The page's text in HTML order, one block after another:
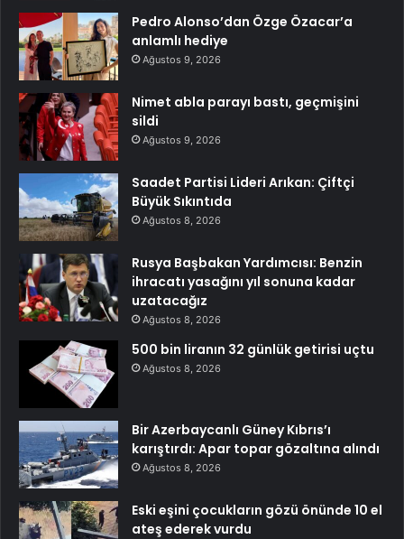
Pedro Alonso’dan Özge Özacar’a
anlamlı hediye
Ağustos 9, 2026
Nimet abla parayı bastı, geçmişini
sildi
Ağustos 9, 2026
Saadet Partisi Lideri Arıkan: Çiftçi
Büyük Sıkıntıda
Ağustos 8, 2026
Rusya Başbakan Yardımcısı: Benzin
ihracatı yasağını yıl sonuna kadar
uzatacağız
Ağustos 8, 2026
500 bin liranın 32 günlük getirisi uçtu
Ağustos 8, 2026
Bir Azerbaycanlı Güney Kıbrıs’ı
karıştırdı: Apar topar gözaltına alındı
Ağustos 8, 2026
Eski eşini çocukların gözü önünde 10 el
ateş ederek vurdu